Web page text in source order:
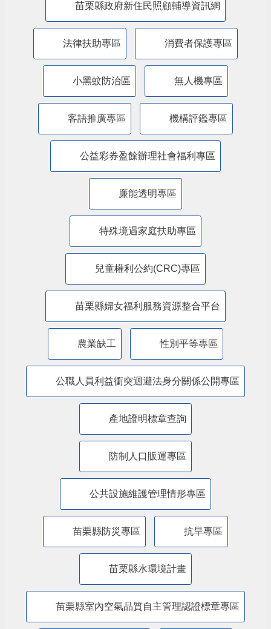
苗栗縣政府新住民照顧輔導資訊網
法律扶助專區 消費者保護專區
小黑蚊防治區 無人機專區
客語推廣專區 機構評鑑專區
公益彩券盈餘辦理社會福利專區
廉能透明專區
特殊境遇家庭扶助專區
兒童權利公約(CRC)專區
苗栗縣婦女福利服務資源整合平台
農業缺工 性別平等專區
公職人員利益衝突迴避法身分關係公開專區
產地證明標章查詢
防制人口販運專區
​公共設施維護管理情形專區
苗栗縣防災專區 抗旱專區
苗栗縣水環境計畫
苗栗縣室內空氣品質自主管理認證標章專區